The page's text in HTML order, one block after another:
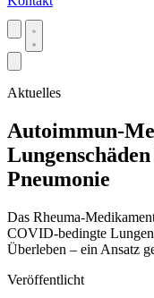
Aktuelles
Autoimmun-
Pneumonie
Das Rheuma-
COVID-bedingte
Überleben – ein Ansatz
Veröffentlicht